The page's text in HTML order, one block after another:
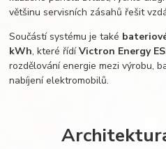
většinu servisních zásahů řešit
Součástí systému je také
kWh, které řídíVictron Energy
rozdělování energie mezi výrobu,
nabíjení elektromobilů.